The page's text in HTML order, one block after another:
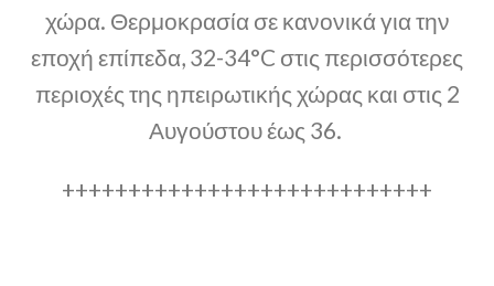
χώρα. Θερμοκρασία σε κανονικά για την
εποχή επίπεδα, 32-34°C στις περισσότερες
περιοχές της ηπειρωτικής χώρας και στις 2
Αυγούστου έως 36.
++++++++++++++++++++++++++++